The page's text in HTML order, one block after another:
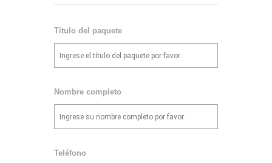
Título del paquete
Nombre completo
Teléfono